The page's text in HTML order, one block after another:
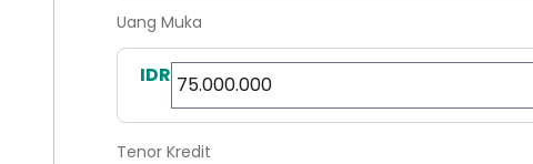
Uang Muka
IDR
Tenor Kredit